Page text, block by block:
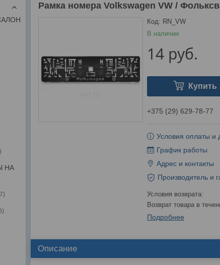
Рамка номера Volkswagen VW /
В наличии
Код: RN_VW
14 руб.
Купить
+375 (29) 629-78-77
Условия оплаты и
График работы
Адрес и контакты
Производитель и
возврат товара в
Подробнее
Описание
НА